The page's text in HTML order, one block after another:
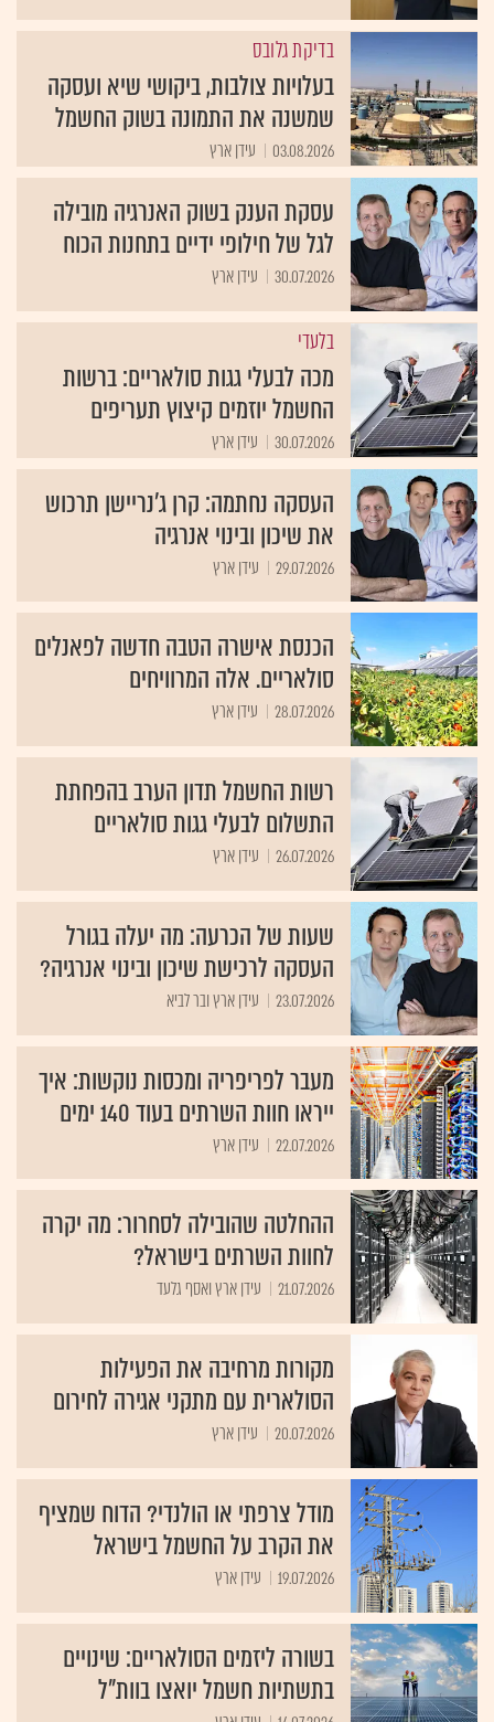
בדיקת גלובס
בעלויות צולבות, ביקושי שיא ועסקה
שמשנה את התמונה בשוק החשמל
03.08.2026 עידן ארץ
עסקת הענק בשוק האנרגיה מובילה
לגל של חילופי ידיים בתחנות הכוח
30.07.2026 עידן ארץ
בלעדי
מכה לבעלי גגות סולאריים: ברשות
החשמל יוזמים קיצוץ תעריפים
30.07.2026 עידן ארץ
העסקה נחתמה: קרן ג’נריישן תרכוש
את שיכון ובינוי אנרגיה
29.07.2026 עידן ארץ
הכנסת אישרה הטבה חדשה לפאנלים
סולאריים. אלה המרוויחים
28.07.2026 עידן ארץ
רשות החשמל תדון הערב בהפחתת
התשלום לבעלי גגות סולאריים
26.07.2026 עידן ארץ
שעות של הכרעה: מה יעלה בגורל
העסקה לרכישת שיכון ובינוי אנרגיה?
23.07.2026 עידן ארץ ובר לביא
מעבר לפריפריה ומכסות נוקשות: איך
ייראו חוות השרתים בעוד 140 ימים
22.07.2026 עידן ארץ
ההחלטה שהובילה לסחרור: מה יקרה
לחוות השרתים בישראל?
21.07.2026 עידן ארץ ואסף גלעד
מקורות מרחיבה את הפעילות
הסולארית עם מתקני אגירה לחירום
20.07.2026 עידן ארץ
מודל צרפתי או הולנדי? הדוח שמציף
את הקרב על החשמל בישראל
19.07.2026 עידן ארץ
בשורה ליזמים הסולאריים: שינויים
בתשתיות חשמל יואצו בוות"ל